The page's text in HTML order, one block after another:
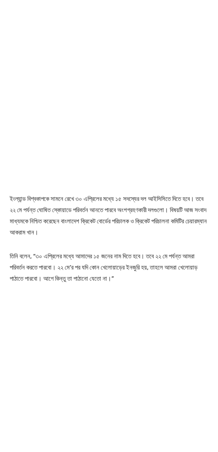
ইংল্যান্ড বিশ্বকাপকে সামনে রেখে ৩০ এপ্রিলের মধ্যে ১৫ সদস্যের দল আইসিসিতে দিতে হবে। তবে
২২ মে পর্যন্ত ঘোষিত স্কোয়াডে পরিবর্তন আনতে পারবে অংশগ্রহণকারী দলগুলো। বিষয়টি আজ সংবাদ
মাধ্যমকে নিশ্চিত করেছেন বাংলাদেশ ক্রিকেট বোর্ডের পরিচালক ও ক্রিকেট পরিচালনা কমিটির চেয়ারম্যান
আকরাম খান।
তিনি বলেন, “৩০ এপ্রিলের মধ্যে আমাদের ১৫ জনের নাম দিতে হবে। তবে ২২ মে পর্যন্ত আমরা
পরিবর্তন করতে পারবো। ২২ মে’র পর যদি কোন খেলোয়াড়ের ইনজুরি হয়, তাহলে আমরা খেলোয়াড়
পাঠাতে পারবো। আগে কিন্তু তা পাঠানো যেতো না।”